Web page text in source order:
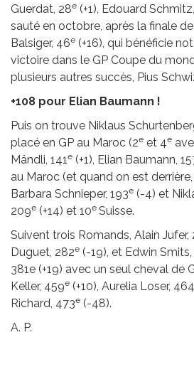
Guerdat, 28e (+1), Edouard
sauté en octobre, après la finale
Balsiger, 46e (+16), qui bénéficie
victoire dans le GP Coupe du
plusieurs autres succès, Pius
+108 pour Elian Baumann !
Puis on trouve Niklaus
placé en GP au Maroc (2e et 4e
Mändli, 141e (+1), Elian Baumann,
au Maroc (et quand on est
Barbara Schnieper, 193e (-4) et
209e (+14) et 10e Suisse.
Suivent trois Romands, Alain Jufer,
Duguet, 282e (-19), et Edwin
381e (+19) avec un seul cheval de
Keller, 459e (+10), Aurelia Loser, 464
Richard, 473e (-48).
A. P.